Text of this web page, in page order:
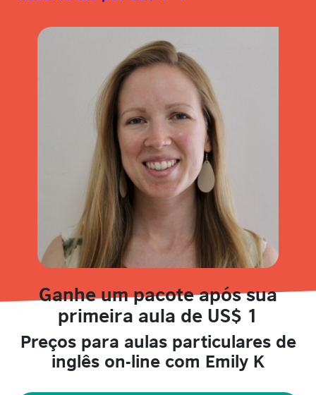
Ganhe um pacote após sua
primeira aula de US$ 1
Preços para aulas particulares de
inglês on-line com Emily K